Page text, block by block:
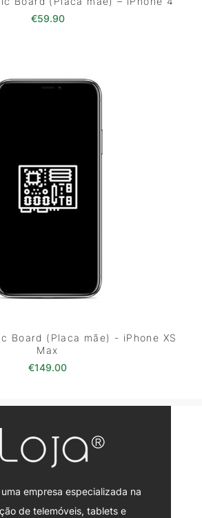
€59.90
Board (Placa mãe) - iPhone XS
Max
€149.00
empresa especializada na
de telemóveis, tablets e